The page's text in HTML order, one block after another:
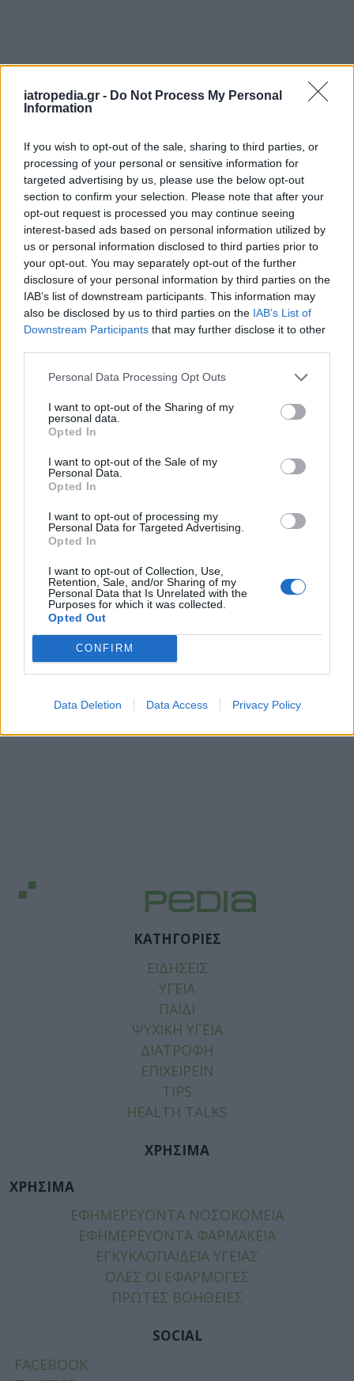
iatropedia.gr - Do Not Process My Personal
Information
If you wish to opt-out of the sale, sharing to third parties, or
processing of your personal or sensitive information for
targeted advertising by us, please use the below opt-out
section to confirm your selection. Please note that after your
opt-out request is processed you may continue seeing
interest-based ads based on personal information utilized by
us or personal information disclosed to third parties prior to
your opt-out. You may separately opt-out of the further
disclosure of your personal information by third parties on the
IAB’s list of downstream participants. This information may
also be disclosed by us to third parties on the IAB’s List of
Downstream Participants that may further disclose it to other
Personal Data Processing Opt Outs
I want to opt-out of the Sharing of my
personal data.
Opted In
I want to opt-out of the Sale of my
Personal Data.
Opted In
I want to opt-out of processing my
Personal Data for Targeted Advertising.
Opted In
I want to opt-out of Collection, Use,
Retention, Sale, and/or Sharing of my
Personal Data that Is Unrelated with the
Purposes for which it was collected.
Opted Out
CONFIRM
Data Deletion Data Access Privacy Policy
ΕΦΗΜΕΡΕΥΟΝΤΑ ΝΟΣΟΚΟΜΕΙΑ
Δείτε ποιάνοσοκομείαεφημερεύουν
ΚΑΤΗΓΟΡΙΕΣ
ΕΙΔΗΣΕΙΣ
ΥΓΕΙΑ
ΠΑΙΔΙ
ΨΥΧΙΚΗ ΥΓΕΙΑ
ΔΙΑΤΡΟΦΗ
ΕΠΙΧΕΙΡΕΙΝ
TIPS
HEALTH TALKS
ΧΡΗΣΙΜΑ
ΧΡΗΣΙΜΑ
ΕΦΗΜΕΡΕΥΟΝΤΑ ΝΟΣΟΚΟΜΕΙΑ
ΕΦΗΜΕΡΕΥΟΝΤΑ ΦΑΡΜΑΚΕΙΑ
ΕΓΚΥΚΛΟΠΑΙΔΕΙΑ ΥΓΕΙΑΣ
ΟΛΕΣ ΟΙ ΕΦΑΡΜΟΓΕΣ
ΠΡΩΤΕΣ ΒΟΗΘΕΙΕΣ
SOCIAL
FACEBOOK